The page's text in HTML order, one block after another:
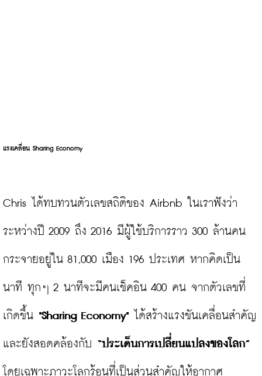
แรงเคลื่อน Sharing Economy
Chris ได้ทบทวนตัวเลขสถิติของ Airbnb ในเราฟังว่า
ระหว่างปี 2009 ถึง 2016 มีผู้ใช้บริการราว 300 ล้านคน
กระจายอยู่ใน 81,000 เมือง 196 ประเทศ หากคิดเป็น
นาที ทุกๆ 2 นาทีจะมีคนเช็คอิน 400 คน จากตัวเลขที่
เกิดขึ้น "Sharing Economy" ได้สร้างแรงขันเคลื่อนสำคัญ
และยังสอดคล้องกับ “ประเด็นการเปลี่ยนแปลงของโลก”
โดยเฉพาะภาวะโลกร้อนที่เป็นส่วนสำคัญให้อากาศ